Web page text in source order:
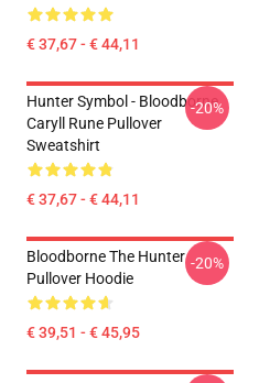
€ 37,67 - € 44,11
Hunter Symbol - Bloodborne
Caryll Rune Pullover
Sweatshirt
€ 37,67 - € 44,11
-20%
Bloodborne The Hunter
Pullover Hoodie
€ 39,51 - € 45,95
-20%